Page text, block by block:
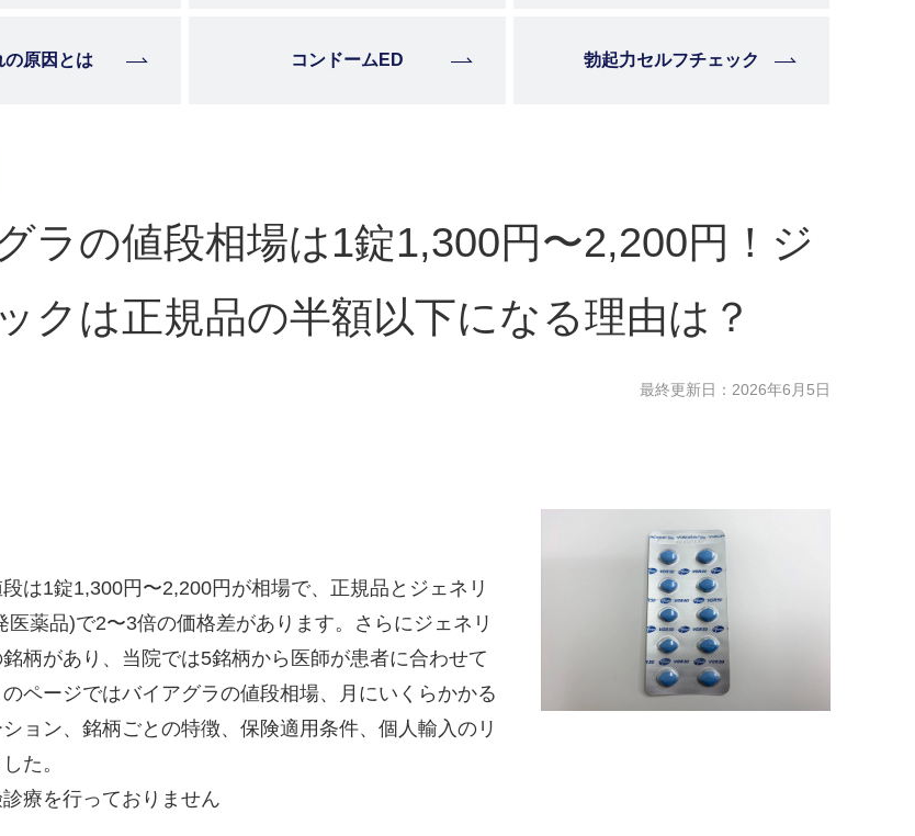
の原因とは コンドームED 勃起力セルフチェック
ラの値段相場は1錠1,300円〜2,200円！ジ
クは正規品の半額以下になる理由は？
最終更新日： 2026年6月5日
は1錠1,300円〜2,200円が相場で、正規品とジェネリ
医薬品)で2〜3倍の価格差があります。さらにジェネリ
柄があり、当院では5銘柄から医師が患者に合わせて
ページではバイアグラの値段相場、月にいくらかかる
ョン、銘柄ごとの特徴、保険適用条件、個人輸入のリ
た。
療を行っておりません